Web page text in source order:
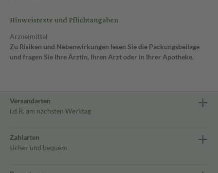
Hinweistexte und Pflichtangaben
Arzneimittel
Zu Risiken und Nebenwirkungen lesen Sie die Packungsbeilage
und fragen Sie Ihre Ärztin, Ihren Arzt oder in Ihrer Apotheke.
Versandarten
i.d.R. am nächsten Werktag
Zahlarten
sicher und bequem